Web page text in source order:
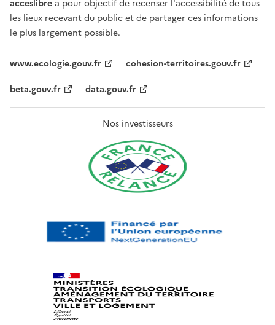
acceslibre a pour objectif de recenser l'accessibilité de tous
les lieux recevant du public et de partager ces informations
le plus largement possible.
www.ecologie.gouv.fr
cohesion-territoires.gouv.fr
beta.gouv.fr
data.gouv.fr
Nos investisseurs